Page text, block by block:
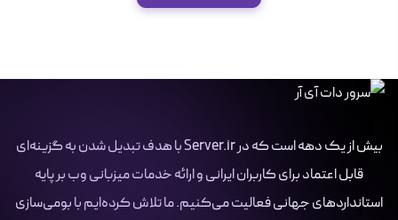
بیش از یک دهه است که در Server.ir با هدف تبدیل شدن به گزینه‌ای
قابل اعتماد برای کاربران ایرانی و ارائه خدمات میزبانی وب بر پایه
استانداردهای جهانی فعالیت می‌کنیم. ما تلاش کرده‌ایم با بومی‌سازی